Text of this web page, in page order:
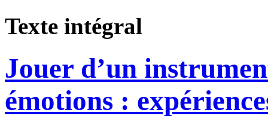
Texte intégral
Jouer d’un
émotions :